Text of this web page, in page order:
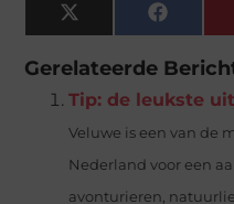
X
(Twitter)
Gerelateerde
Tip: de leukste
Veluwe is een van de
Nederland voor een
avonturieren,